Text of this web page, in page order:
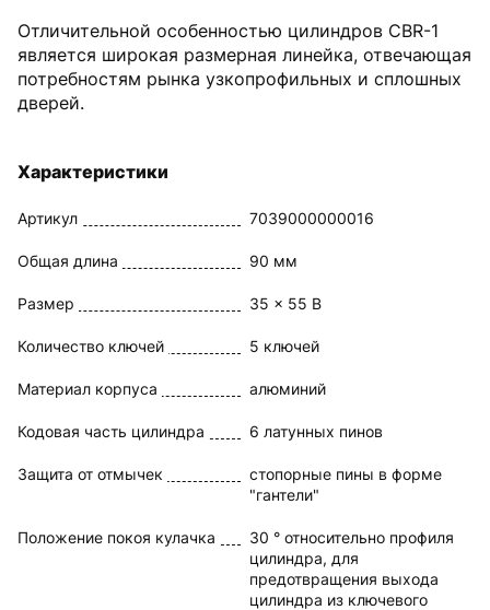
Отличительной особенностью цилиндров CBR-1
является широкая размерная линейка, отвечающая
потребностям рынка узкопрофильных и сплошных
дверей.
Характеристики
Артикул 7039000000016
Общая длина 90 мм
Размер 35 x 55 В
Количество ключей 5 ключей
Материал корпуса алюминий
Кодовая часть цилиндра 6 латунных пинов
Защита от отмычек
стопорные пины в форме
"гантели"
Положение покоя кулачка
30 ° относительно профиля
цилиндра, для
предотвращения выхода
цилиндра из ключевого